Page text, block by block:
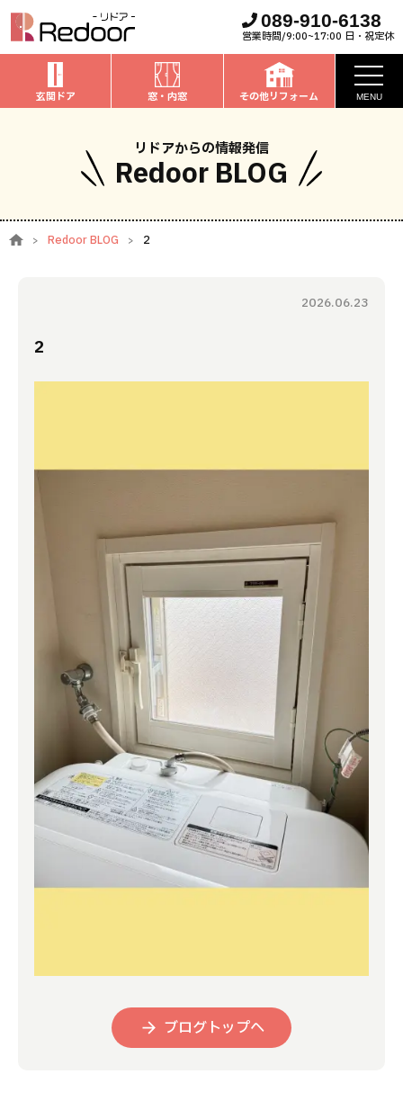
089-910-6138
営業時間/9:00~17:00 日・祝定休
玄関ドア 窓・内窓 その他リフォーム MENU
私たちについて
取扱商品
お家全般
お客様の声
補助金事業
リドアからの情報発信
Redoor BLOG
Redoor BLOG 2
2026.06.23
2
ブログトップへ